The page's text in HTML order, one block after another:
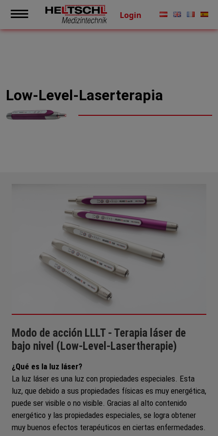
Login
Low-Level-Laserterapia
Modo de acción LLLT - Terapia láser de
bajo nivel (Low-Level-Lasertherapie)
¿Qué es la luz láser?
La luz láser es una luz con propiedades especiales. Esta
luz, que debido a sus propiedades físicas es muy energética,
puede ser visible o no visible. Gracias al alto contenido
energético y las propiedades especiales, se logra obtener
muy buenos efectos terapéuticos en ciertas enfermedades.